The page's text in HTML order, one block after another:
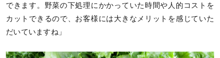
できます。野菜の下処理にかかっていた時間や人的コストを
カットできるので、お客様には大きなメリットを感じていた
だいていますね」